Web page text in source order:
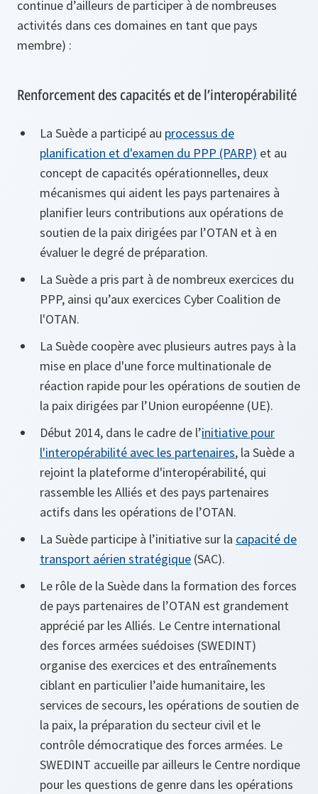
continue d’ailleurs de participer à de nombreuses
activités dans ces domaines en tant que pays
membre) :
Renforcement des capacités et de l’interopérabilité
La Suède a participé au processus de
planification et d'examen du PPP (PARP) et au
concept de capacités opérationnelles, deux
mécanismes qui aident les pays partenaires à
planifier leurs contributions aux opérations de
soutien de la paix dirigées par l’OTAN et à en
évaluer le degré de préparation.
La Suède a pris part à de nombreux exercices du
PPP, ainsi qu’aux exercices Cyber Coalition de
l'OTAN.
La Suède coopère avec plusieurs autres pays à la
mise en place d'une force multinationale de
réaction rapide pour les opérations de soutien de
la paix dirigées par l’Union européenne (UE).
Début 2014, dans le cadre de l’initiative pour
l'interopérabilité avec les partenaires, la Suède a
rejoint la plateforme d'interopérabilité, qui
rassemble les Alliés et des pays partenaires
actifs dans les opérations de l’OTAN.
La Suède participe à l’initiative sur la capacité de
transport aérien stratégique (SAC).
Le rôle de la Suède dans la formation des forces
de pays partenaires de l’OTAN est grandement
apprécié par les Alliés. Le Centre international
des forces armées suédoises (SWEDINT)
organise des exercices et des entraînements
ciblant en particulier l’aide humanitaire, les
services de secours, les opérations de soutien de
la paix, la préparation du secteur civil et le
contrôle démocratique des forces armées. Le
SWEDINT accueille par ailleurs le Centre nordique
pour les questions de genre dans les opérations